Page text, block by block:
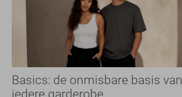
Basics: de onmisbare basis van
iedere garderobe